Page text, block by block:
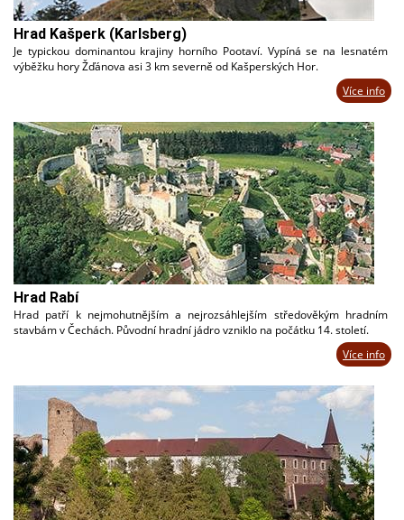
Hrad Kašperk (Karlsberg)
Je typickou dominantou krajiny horního Pootaví. Vypíná se na lesnatém
výběžku hory Žďánova asi 3 km severně od Kašperských Hor.
Více info
Hrad Rabí
Hrad patří k nejmohutnějším a nejrozsáhlejším středověkým hradním
stavbám v Čechách. Původní hradní jádro vzniklo na počátku 14. století.
Více info